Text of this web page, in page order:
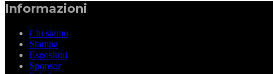
Informazioni
Chi siamo
Stampa
Espositori
Sponsor